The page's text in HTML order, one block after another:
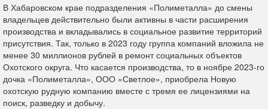
В Хабаровском крае подразделения «Полиметалла» до смены
владельцев действительно были активны в части расширения
производства и вкладывались в социальное развитие территорий
присутствия. Так, только в 2023 году группа компаний вложила не
менее 30 миллионов рублей в ремонт социальных объектов
Охотского округа. Что касается производства, то в ноябре 2023-го
дочка «Полиметалла», ООО «Светлое», приобрела Новую
охотскую рудную компанию вместе с тремя ее лицензиями на
поиск, разведку и добычу.